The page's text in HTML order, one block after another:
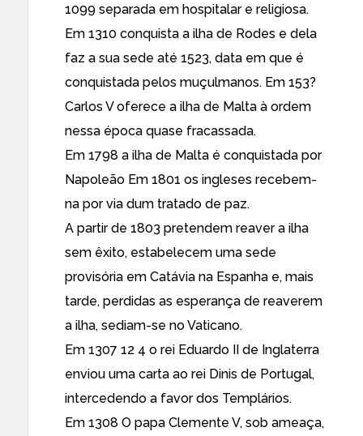
1099 separada em hospitalar e religiosa.
Em 1310 conquista a ilha de Rodes e dela
faz a sua sede até 1523, data em que é
conquistada pelos muçulmanos. Em 153?
Carlos V oferece a ilha de Malta à ordem
nessa época quase fracassada.
Em 1798 a ilha de Malta é conquistada por
Napoleão Em 1801 os ingleses recebem-
na por via dum tratado de paz.
A partir de 1803 pretendem reaver a ilha
sem êxito, estabelecem uma sede
provisória em Catávia na Espanha e, mais
tarde, perdidas as esperança de reaverem
a ilha, sediam-se no Vaticano.
Em 1307 12 4 o rei Eduardo II de Inglaterra
enviou uma carta ao rei Dinis de Portugal,
intercedendo a favor dos Templários.
Em 1308 O papa Clemente V, sob ameaça,